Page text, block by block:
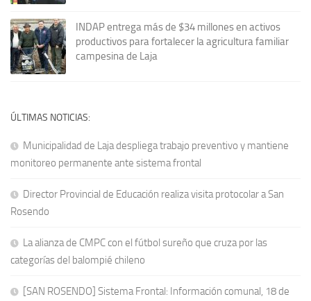
INDAP entrega más de $34 millones en activos
productivos para fortalecer la agricultura familiar
campesina de Laja
ÚLTIMAS NOTICIAS:
Municipalidad de Laja despliega trabajo preventivo y mantiene
monitoreo permanente ante sistema frontal
Director Provincial de Educación realiza visita protocolar a San
Rosendo
La alianza de CMPC con el fútbol sureño que cruza por las
categorías del balompié chileno
[SAN ROSENDO] Sistema Frontal: Información comunal, 18 de